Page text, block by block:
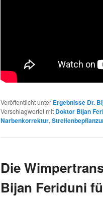
Veröffentlicht unter Ergebnisse Dr.
Verschlagwortet mit Doktor Bijan
Narbenkorrektur,
Die
Bijan Feriduni